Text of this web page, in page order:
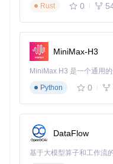
场景一：市场调研报告的
传统方式需要复制粘贴
约2小时。使用
令："提取各品牌市场份
程。
场景二：客服对话中的
客服主管需要监控团队
字记录。现在通过
令："分析今日所有对话
Rust
0
MiniMax-H3
Python
0
DataFlow
基于大模型算子和工作流